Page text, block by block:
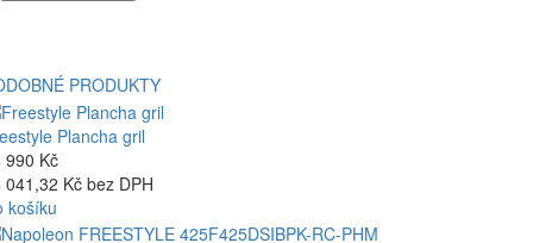
PRODUKTY
Plancha gril
990 Kč
041,32 Kč bez DPH
košíku